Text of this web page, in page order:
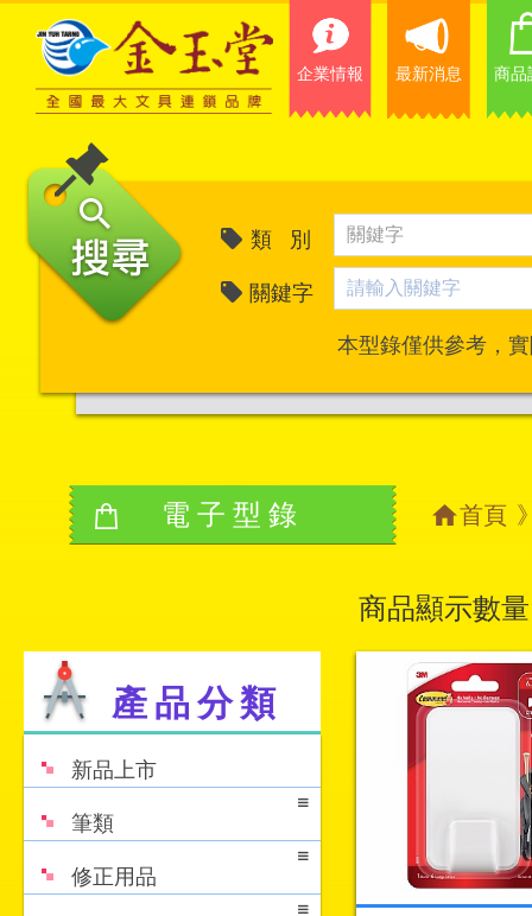
企業情報 最新消息 商品
類 別
關鍵字
本型錄僅供參考，
電子型錄 首頁
產品分類
新品上市
筆類
修正用品
商品顯示數量